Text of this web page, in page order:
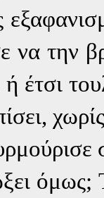
να την
ή έτσι